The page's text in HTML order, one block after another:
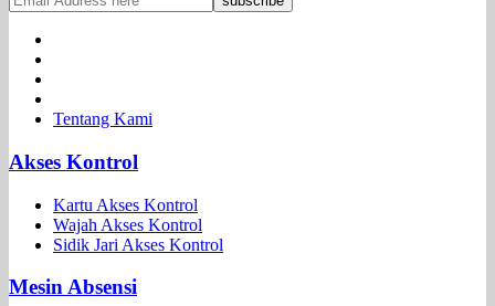
Tentang Kami
Akses Kontrol
Kartu Akses Kontrol
Wajah Akses Kontrol
Sidik Jari Akses Kontrol
Mesin Absensi